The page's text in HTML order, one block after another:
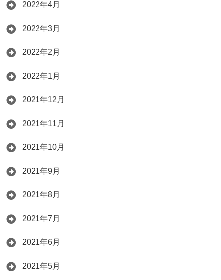
2022年4月
2022年3月
2022年2月
2022年1月
2021年12月
2021年11月
2021年10月
2021年9月
2021年8月
2021年7月
2021年6月
2021年5月